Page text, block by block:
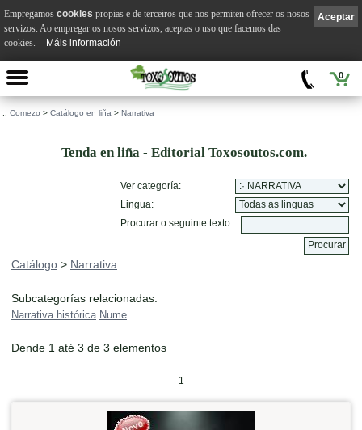
0
:: Comezo > Catálogo en liña > Narrativa
Tenda en liña - Editorial Toxosoutos.com.
Ver categoría:
Lingua:
Procurar o seguinte texto:
Catálogo > Narrativa
Subcategorías relacionadas:
Narrativa histórica Nume
Dende 1 até 3 de 3 elementos
1
Aceptar
Empregamos cookies propias e de terceiros que nos permiten ofrecer os nosos
servizos. Ao empregar os nosos servizos, aceptas o uso que facemos das
cookies.
Máis información